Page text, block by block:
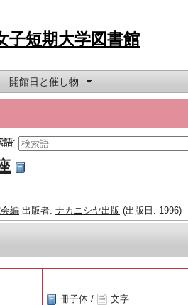
子短期大学図書館
開館日と催し物
語:
編 出版者: ナカニシヤ出版 (出版日: 1996)
冊子体 /
文字